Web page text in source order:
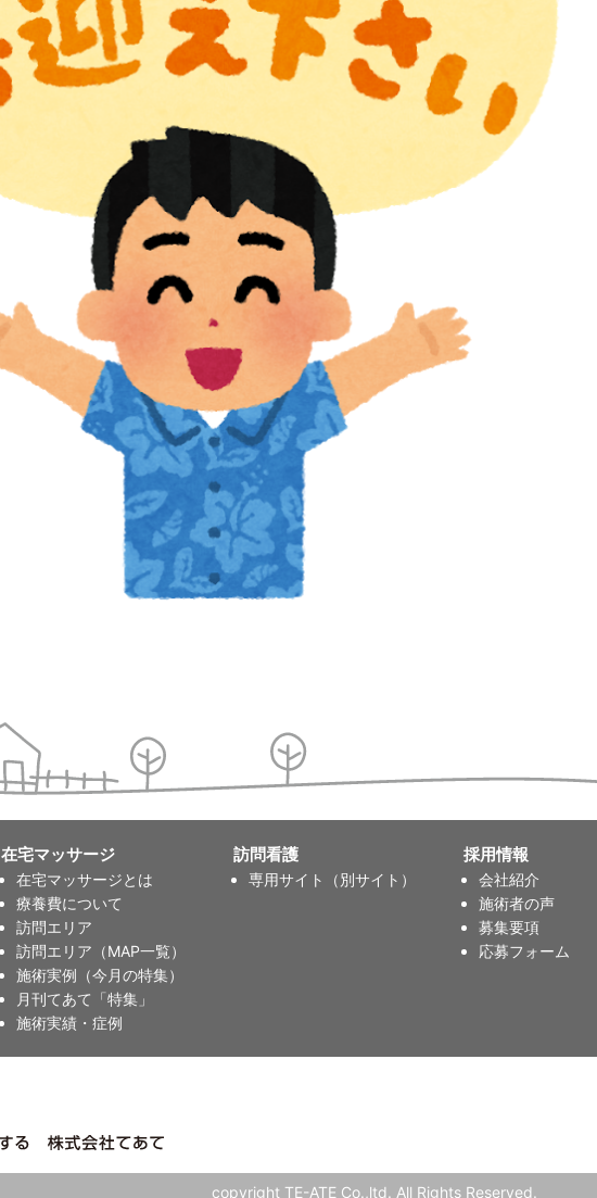
在宅マッサージ
在宅マッサージとは
療養費について
訪問エリア
訪問エリア（MAP一覧）
施術実例（今月の特集）
月刊てあて「特集」
施術実績・症例
訪問看護
専用サイト（別サイト）
採用情報
会社紹介
施術者の声
募集要項
応募フォーム
copyright TE-ATE Co.,ltd. All Rights Reserved.